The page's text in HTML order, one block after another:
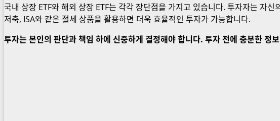
국내 상장 ETF와 해외 상장 ETF는 각각 장단점을 가지고 있습니다. 투자자는 자
저축, ISA와 같은 절세 상품을 활용하면 더욱 효율적인 투자가 가능합니다.
투자는 본인의 판단과 책임 하에 신중하게 결정해야 합니다. 투자 전에 충분한